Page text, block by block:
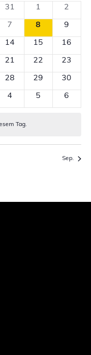
0
Veranstaltungen
31
01
0
2
0
Veranstaltungen
7
0
8
0
9
0
Veranstaltungen
14
015
016
0
Veranstaltungen
21
0
22
0
23
0
Veranstaltungen
28
0
29
0
30
0
Veranstaltungen
4
0
5
0
6
Tag.
Sep.